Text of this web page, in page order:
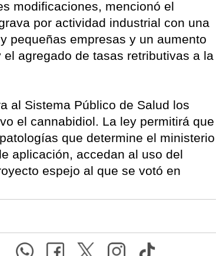
modificaciones, mencionó el
por actividad industrial con una
pequeñas empresas y un aumento
agregado de tasas retributivas a la
al Sistema Público de Salud los
el cannabidiol. La ley permitirá que
que determine el ministerio
aplicación, accedan al uso del
espejo al que se votó en